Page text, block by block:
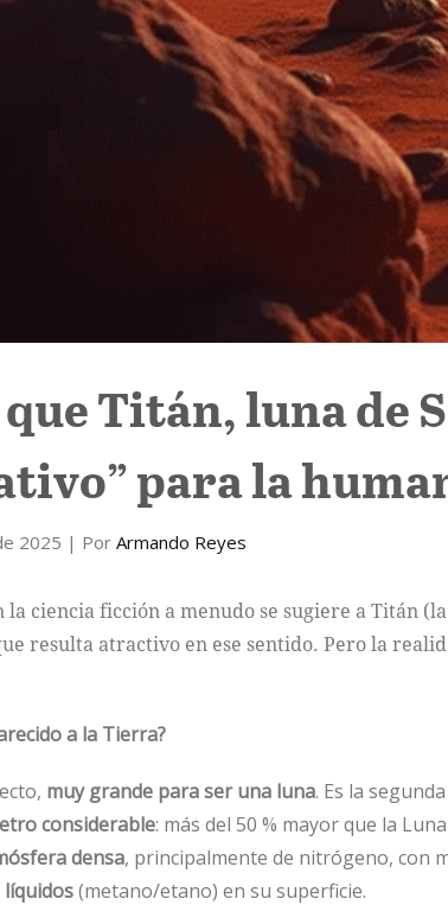
que Titán, luna de
para la
2025 | Por Armando Reyes
la ciencia ficción a menudo se sugiere a Titán
resulta atractivo en ese sentido. Pero la
a la Tierra?
muy grande para ser una luna. Es la
considerable: más del 50 % mayor que la
densa, principalmente de nitrógeno, con
(metano/etano) en su superficie.